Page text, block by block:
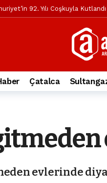
92. Yılı Coşkuyla Kutlandı
Belediyesi’ne ve Mustafa
2024 yılında 344.868’e ulaştı
seyir halindeki otomobil alev
Mahallesi sakinleri protesto
kazada, taksideki yolcu
su baskını tepkisi 3 yıl
Çatalca
evlerinde